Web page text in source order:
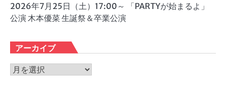
2026年7月25日（土）17:00～ 「PARTYが始まるよ」
公演 木本優菜 生誕祭＆卒業公演
アーカイブ
ア